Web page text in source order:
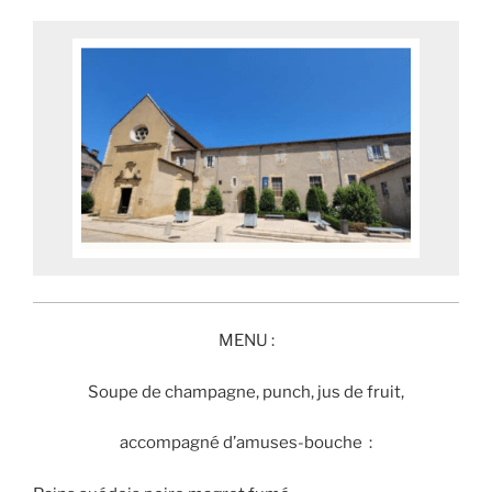
MENU :
Soupe de champagne, punch, jus de fruit,
accompagné d’amuses-bouche :